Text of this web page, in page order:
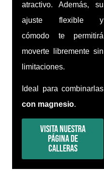
atractivo. Además, su
ajuste flexible y
cómodo te permitirá
moverte libremente sin
limitaciones.
Ideal para combinarlas
con magnesio.
Visita nuestra
página de
calleras